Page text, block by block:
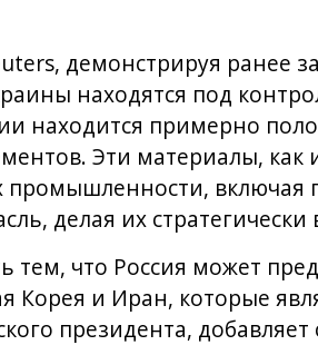
демонстрируя ранее
находятся под
находится примерно
Эти материалы, как
промышленности, включая
делая их
тем, что Россия может
Корея и Иран, которые
президента, добавляет